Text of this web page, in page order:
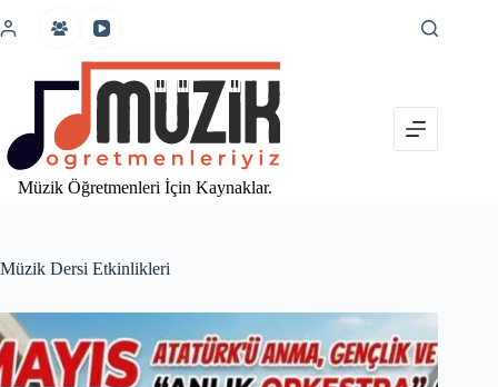
atla
Müzik Öğretmenleri İçin Kaynaklar.
Müzik Dersi Etkinlikleri